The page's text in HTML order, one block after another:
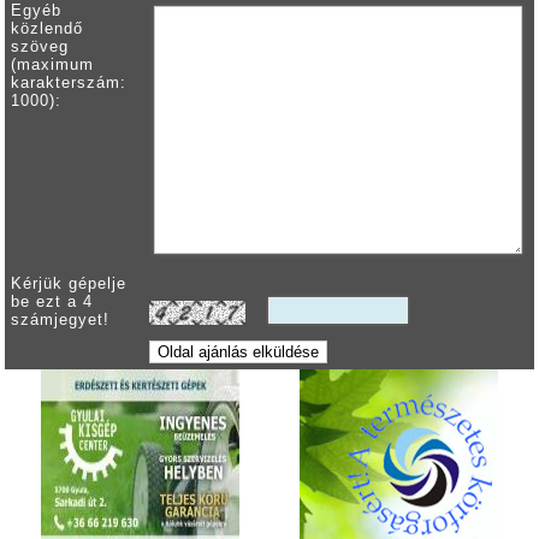
Egyéb
közlendő
szöveg
(maximum
karakterszám:
1000):
Kérjük gépelje
be ezt a 4
számjegyet!